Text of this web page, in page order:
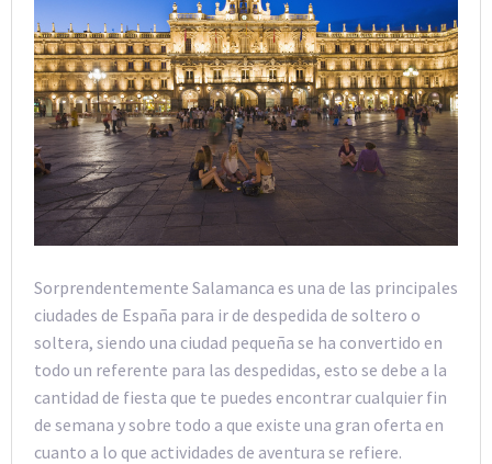
Sorprendentemente Salamanca es una de las principales
ciudades de España para ir de despedida de soltero o
soltera, siendo una ciudad pequeña se ha convertido en
todo un referente para las despedidas, esto se debe a la
cantidad de fiesta que te puedes encontrar cualquier fin
de semana y sobre todo a que existe una gran oferta en
cuanto a lo que actividades de aventura se refiere.